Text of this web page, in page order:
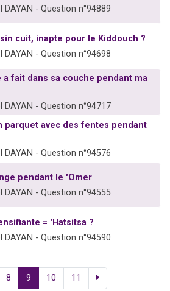
DAYAN - Question n°94889
cuit, inapte pour le Kiddouch ?
DAYAN - Question n°94698
a fait dans sa couche pendant ma
DAYAN - Question n°94717
parquet avec des fentes pendant
DAYAN - Question n°94576
pendant le 'Omer
DAYAN - Question n°94555
= 'Hatsitsa ?
DAYAN - Question n°94590
8 9 10 11